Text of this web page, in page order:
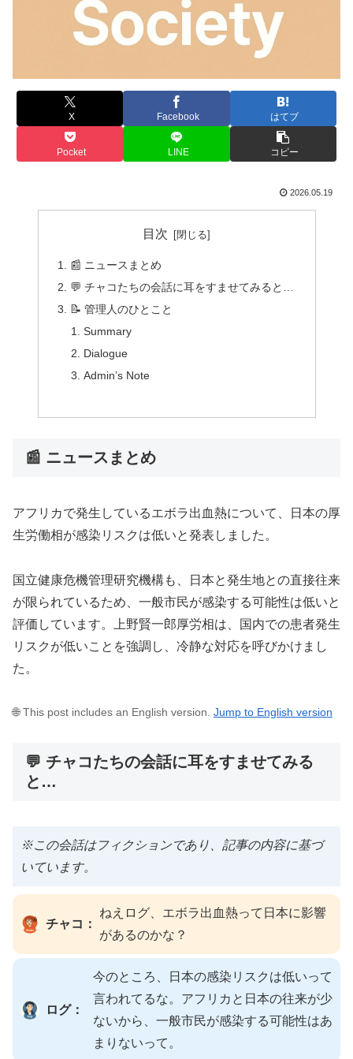
X Facebook はてブ
Pocket LINE コピー
2026.05.19
目次
📰 ニュースまとめ
💬 チャコたちの会話に耳をすませてみると…
📝 管理人のひとこと
Summary
Dialogue
Admin’s Note
📰 ニュースまとめ
アフリカで発生しているエボラ出血熱について、日本の厚
生労働相が感染リスクは低いと発表しました。
国立健康危機管理研究機構も、日本と発生地との直接往来
が限られているため、一般市民が感染する可能性は低いと
評価しています。上野賢一郎厚労相は、国内での患者発生
リスクが低いことを強調し、冷静な対応を呼びかけまし
た。
🌐 This post includes an English version. Jump to English version
💬 チャコたちの会話に耳をすませてみる
と…
※この会話はフィクションであり、記事の内容に基づ
いています。
チャコ：
ねえログ、エボラ出血熱って日本に影響
があるのかな？
ログ：
今のところ、日本の感染リスクは低いって
言われてるな。アフリカと日本の往来が少
ないから、一般市民が感染する可能性はあ
まりないって。